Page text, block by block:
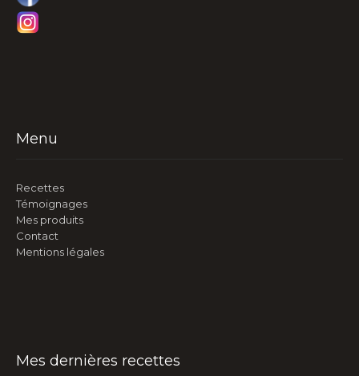
Menu
Recettes
Témoignages
Mes produits
Contact
Mentions légales
Mes dernières recettes